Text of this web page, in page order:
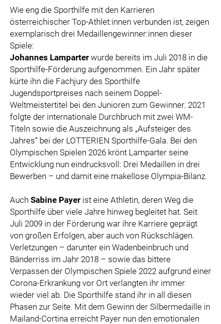
Wie eng die Sporthilfe mit den Karrieren
österreichischer Top-Athlet:innen verbunden ist, zeigen
exemplarisch drei Medaillengewinner:innen dieser
Spiele:
Johannes Lamparter wurde bereits im Juli 2018 in die
Sporthilfe-Förderung aufgenommen. Ein Jahr später
kürte ihn die Fachjury des Sporthilfe
Jugendsportpreises nach seinem Doppel-
Weltmeistertitel bei den Junioren zum Gewinner. 2021
folgte der internationale Durchbruch mit zwei WM-
Titeln sowie die Auszeichnung als „Aufsteiger des
Jahres“ bei der LOTTERIEN Sporthilfe-Gala. Bei den
Olympischen Spielen 2026 krönt Lamparter seine
Entwicklung nun eindrucksvoll: Drei Medaillen in drei
Bewerben – und damit eine makellose Olympia-Bilanz.
Auch Sabine Payer ist eine Athletin, deren Weg die
Sporthilfe über viele Jahre hinweg begleitet hat. Seit
Juli 2009 in der Förderung war ihre Karriere geprägt
von großen Erfolgen, aber auch von Rückschlägen.
Verletzungen – darunter ein Wadenbeinbruch und
Bänderriss im Jahr 2018 – sowie das bittere
Verpassen der Olympischen Spiele 2022 aufgrund einer
Corona-Erkrankung vor Ort verlangten ihr immer
wieder viel ab. Die Sporthilfe stand ihr in all diesen
Phasen zur Seite. Mit dem Gewinn der Silbermedaille in
Mailand-Cortina erreicht Payer nun den emotionalen